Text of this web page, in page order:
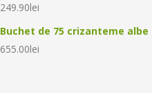
249.90lei
Buchet de 75 crizanteme albe
655.00lei